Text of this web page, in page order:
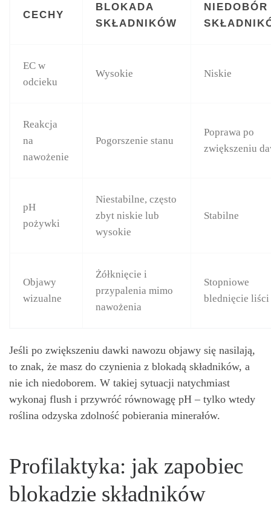
CECHY
BLOKADA
SKŁADNIKÓW
NIEDOBÓR
EC w
odcieku
Wysokie Niskie
Reakcja
na
nawożenie
Pogorszenie stanu
Poprawa po
zwiększeniu
pH
pożywki
Niestabilne, często
zbyt niskie lub
wysokie
Stabilne
Objawy
wizualne
Żółknięcie i
przypalenia mimo
nawożenia
Stopniowe
blednięcie liści
Jeśli po zwiększeniu dawki nawozu objawy się nasilają,
to znak, że masz do czynienia z blokadą składników, a
nie ich niedoborem. W takiej sytuacji natychmiast
wykonaj flush i przywróć równowagę pH – tylko wtedy
roślina odzyska zdolność pobierania minerałów.
Profilaktyka: jak zapobiec
blokadzie składników